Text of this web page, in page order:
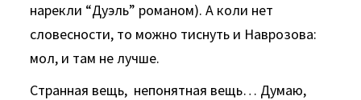
нарекли “Дуэль” романом). А коли нет
словесности, то можно тиснуть и Наврозова:
мол, и там не лучше.
Странная вещь, непонятная вещь… Думаю,